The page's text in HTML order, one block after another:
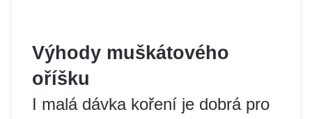
Výhody muškátového
oříšku
I malá dávka koření je dobrá pro